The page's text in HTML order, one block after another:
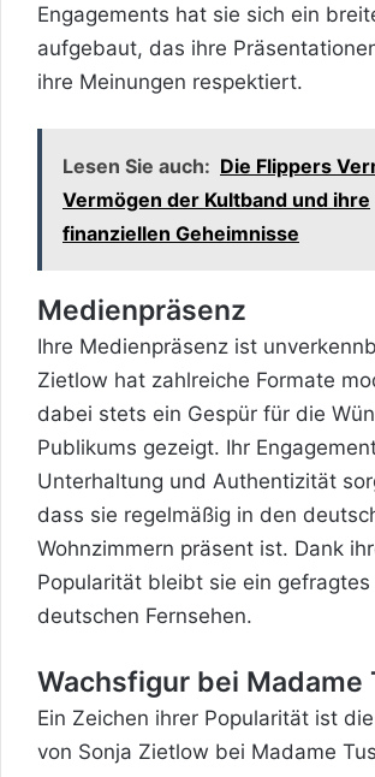
Engagements hat sie sich ein
aufgebaut, das ihre
ihre Meinungen respektiert.
Lesen Sie auch: Die Flippers
Vermögen der Kultband und ihre
finanziellen Geheimnisse
Medienpräsenz
Ihre Medienpräsenz ist
Zietlow hat zahlreiche Formate
dabei stets ein Gespür für die
Publikums gezeigt. Ihr
Unterhaltung und Authentizität
dass sie regelmäßig in den
Wohnzimmern präsent ist. Dank
Popularität bleibt sie ein gefragtes
deutschen Fernsehen.
Wachsfigur bei Madame
Ein Zeichen ihrer Popularität ist
von Sonja Zietlow bei Madame